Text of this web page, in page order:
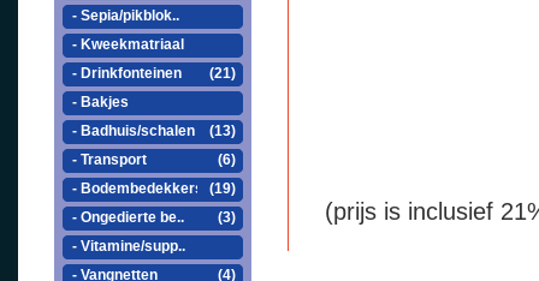
- Sepia/pikblok..
- Kweekmatriaal
- Drinkfonteinen
(21)
- Bakjes
- Badhuis/schalen
(13)
- Transport
(6)
- Bodembedekkers
(19)
- Ongedierte be..
(3)
- Vitamine/supp..
- Vangnetten
(4)
(prijs is inclusief